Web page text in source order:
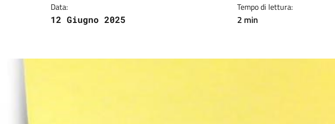
Data:
12 Giugno 2025
Tempo di lettura:
2 min